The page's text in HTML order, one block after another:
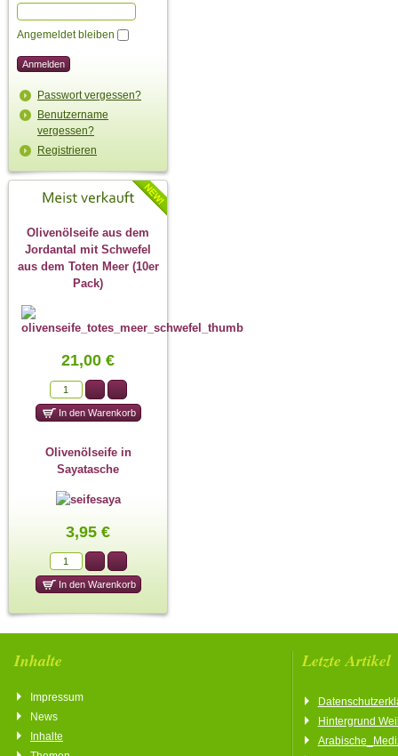
Angemeldet bleiben
Passwort vergessen?
Benutzername
vergessen?
Registrieren
Olivenölseife aus dem
Jordantal mit Schwefel
aus dem Toten Meer (10er
Pack)
21,00 €
Olivenölseife in
Sayatasche
3,95 €
Inhalte
Impressum
News
Inhalte
Letzte Artikel
Hintergrund